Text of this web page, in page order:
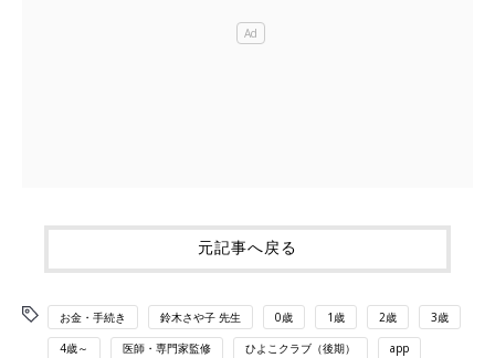
元記事へ戻る
お金・手続き 鈴木さや子 先生 0歳 1歳 2歳 3歳
4歳～ 医師・専門家監修 ひよこクラブ（後期） app